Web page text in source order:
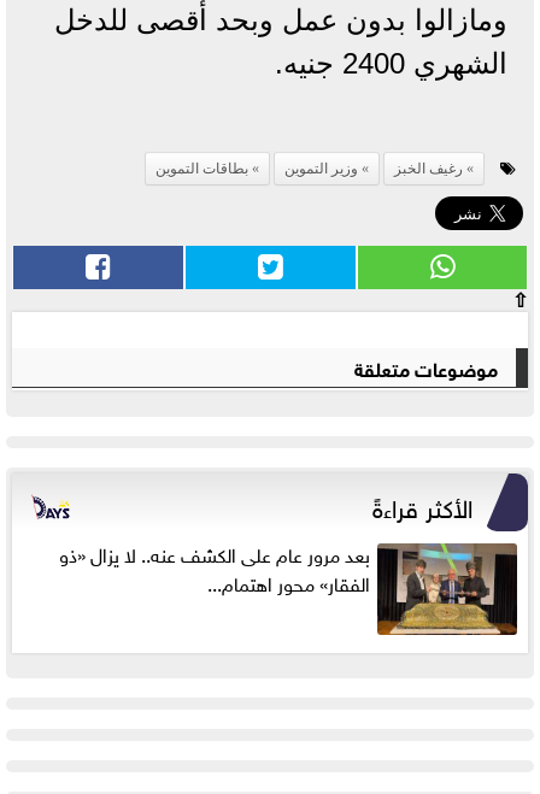
ومازالوا بدون عمل وبحد أقصى للدخل
الشهري 2400 جنيه.
رغيف الخبز وزير التموين بطاقات التموين
⇧
موضوعات متعلقة
الأكثر قراءةً
بعد مرور عام على الكشف عنه.. لا يزال «ذو
الفقار» محور اهتمام...